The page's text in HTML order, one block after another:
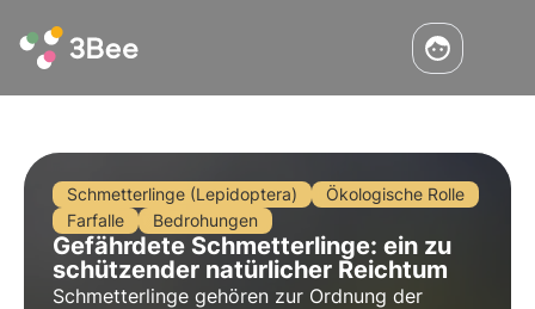
Schmetterlinge (Lepidoptera)
Ökologische Rolle
Farfalle
Bedrohungen
Gefährdete Schmetterlinge: ein zu
schützender natürlicher Reichtum
Schmetterlinge gehören zur Ordnung der